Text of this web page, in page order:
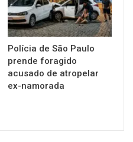
Polícia de São Paulo
prende foragido
acusado de atropelar
ex-namorada